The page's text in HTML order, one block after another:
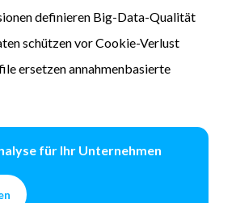
definieren Big-Data-Qualität
schützen vor Cookie-Verlust
ersetzen annahmenbasierte
für Ihr Unternehmen